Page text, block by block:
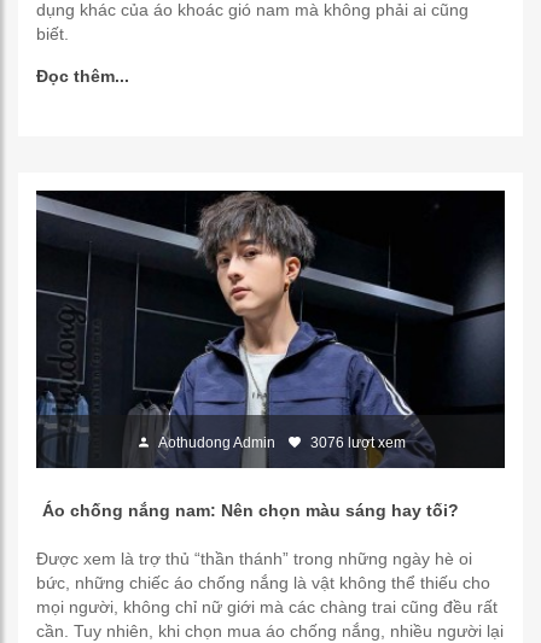
dụng khác của áo khoác gió nam mà không phải ai cũng
biết.
Đọc thêm...
Aothudong Admin 3076 lượt xem
Áo chống nắng nam: Nên chọn màu sáng hay tối?
Được xem là trợ thủ “thần thánh” trong những ngày hè oi
bức, những chiếc áo chống nắng là vật không thể thiếu cho
mọi người, không chỉ nữ giới mà các chàng trai cũng đều rất
cần. Tuy nhiên, khi chọn mua áo chống nắng, nhiều người lại